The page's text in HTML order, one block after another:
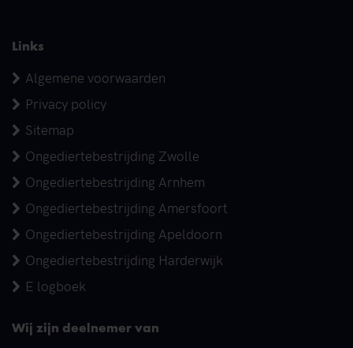
Links
Algemene voorwaarden
Privacy policy
Sitemap
Ongediertebestrijding Zwolle
Ongediertebestrijding Arnhem
Ongediertebestrijding Amersfoort
Ongediertebestrijding Apeldoorn
Ongediertebestrijding Harderwijk
E logboek
Wij zijn deelnemer van